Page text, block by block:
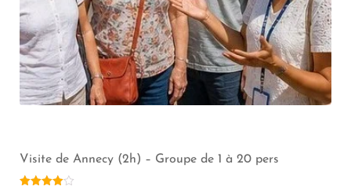
Groupe de 1 à 30 pers
329.00€